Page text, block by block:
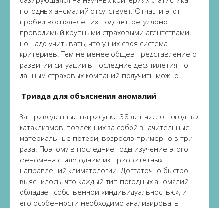
погодных аномалий отсутствует. Отчасти этот
пробел восполняет их подсчет, регулярно
проводимый крупными страховыми агентствами,
но надо учитывать, что у них своя система
критериев. Тем не менее общее представление о
развитии ситуации в последние десятилетия по
данным страховых компаний получить можно.
Триада для объяснения аномалий
За приведенные на рисунке 38 лет число погодных
катаклизмов, повлекших за собой значительные
материальные потери, возросло примерно в три
раза. Поэтому в последние годы изучение этого
феномена стало одним из приоритетных
направлений климатологии. Достаточно быстро
выяснилось, что каждый тип погодных аномалий
обладает собственной «индивидуальностью», и
его особенности необходимо анализировать